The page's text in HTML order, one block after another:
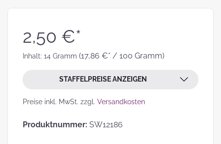
2,50 €*
Inhalt: 14 Gramm (17,86 €* / 100 Gramm)
STAFFELPREISE ANZEIGEN
Preise inkl. MwSt. zzgl. Versandkosten
Produktnummer: SW12186